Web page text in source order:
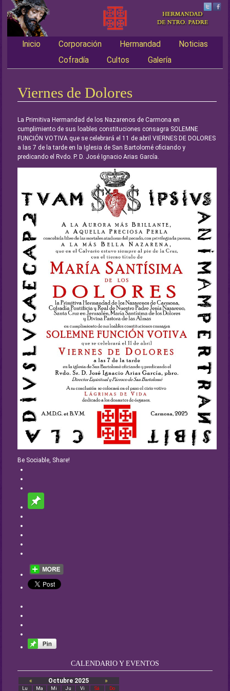
Main menu
Inicio Corporación Hermandad
Noticias
Cofradía
Cultos Galería
Viernes de Dolores
La Primitiva Hermandad de los Nazarenos de Carmona en
cumplimiento de sus loables constituciones consagra SOLEMNE
FUNCIÓN VOTIVA que se celebrará el 11 de abril VIERNES DE DOLORES
a las 7 de la tarde en la Iglesia de San Bartolomé oficiando y
predicando el Rvdo. P. D. José Ignacio Arias García.
Be Sociable, Share!
CALENDARIO Y EVENTOS
« Octubre 2025 »
Lu Ma Mi Ju Vi Sá Do